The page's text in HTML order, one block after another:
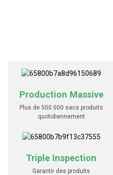
Production Massive
Plus de 500 000 sacs produits
quotidiennement
Triple Inspection
Garantir des produits